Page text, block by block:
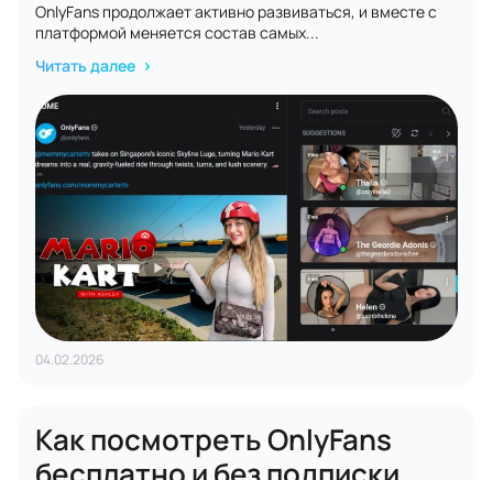
OnlyFans продолжает активно развиваться, и вместе с
платформой меняется состав самых...
Читать далее
04.02.2026
Как посмотреть OnlyFans